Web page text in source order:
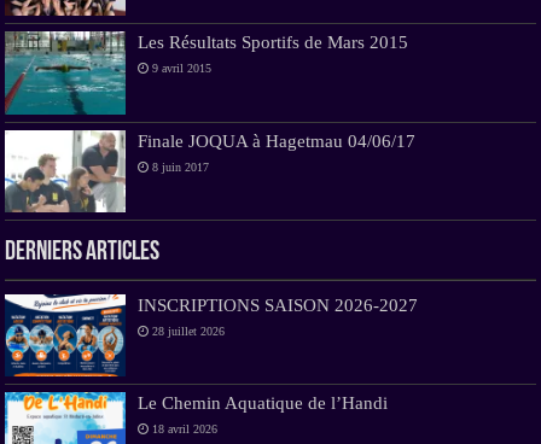
Les Résultats Sportifs de Mars 2015
9 avril 2015
Finale JOQUA à Hagetmau 04/06/17
8 juin 2017
Derniers Articles
INSCRIPTIONS SAISON 2026-2027
28 juillet 2026
Le Chemin Aquatique de l’Handi
18 avril 2026